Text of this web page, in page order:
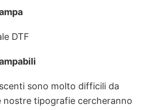
DTF
sono molto difficili da
nostre tipografie cercheranno